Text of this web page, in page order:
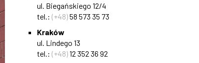
ul. Biegańskiego 12/4
tel.: (+48)58 573 35 73
Kraków
ul. Lindego 13
tel.: (+48)12 352 36 92